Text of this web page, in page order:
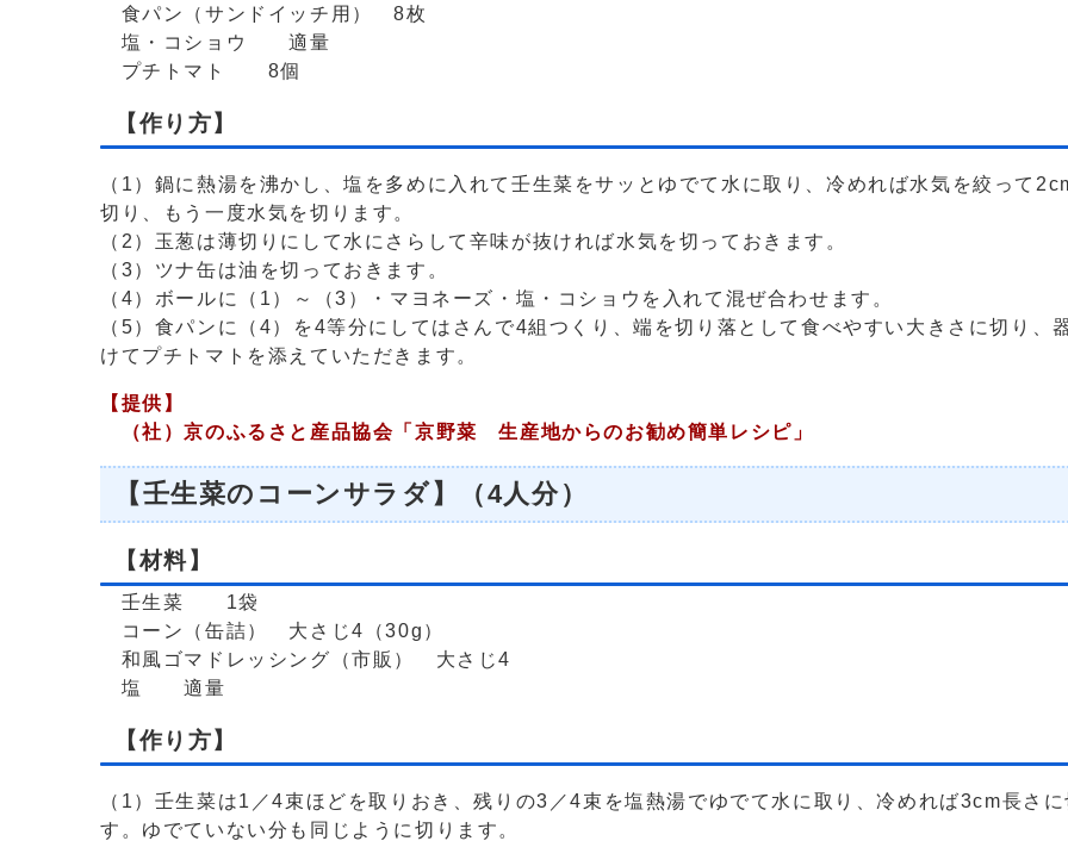
食パン（サンドイッチ用） 8枚
塩・コショウ 適量
プチトマト 8個
【作り方】
（1）鍋に熱湯を沸かし、塩を多めに入れて壬生菜をサッとゆでて水に取り、冷めれば水気を絞って
切り、もう一度水気を切ります。
（2）玉葱は薄切りにして水にさらして辛味が抜ければ水気を切っておきます。
（3）ツナ缶は油を切っておきます。
（4）ボールに（1）～（3）・マヨネーズ・塩・コショウを入れて混ぜ合わせます。
（5）食パンに（4）を4等分にしてはさんで4組つくり、端を切り落として食べやすい大きさに切り、
けてプチトマトを添えていただきます。
【提供】
（社）京のふるさと産品協会「京野菜 生産地からのお勧め簡単レシピ」
【壬生菜のコーンサラダ】（4人分）
【材料】
壬生菜 1袋
コーン（缶詰） 大さじ4（30g）
和風ゴマドレッシング（市販） 大さじ4
塩 適量
【作り方】
（1）壬生菜は1／4束ほどを取りおき、残りの3／4束を塩熱湯でゆでて水に取り、冷めれば3cm長さに
す。ゆでていない分も同じように切ります。